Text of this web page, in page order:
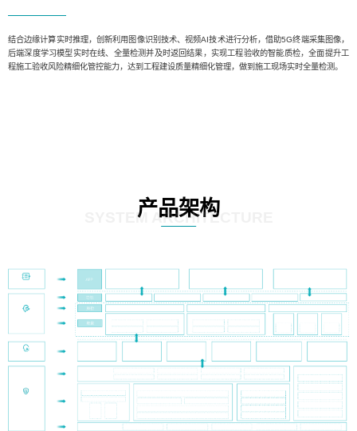
结合边缘计算实时推理，创新利用图像识别技术、视频AI技术进行分析，借助5G终端采集图像，
后端深度学习模型实时在线、全量检测并及时返回结果，实现工程验收的智能质检，全面提升工
程施工验收风险精细化管控能力，达到工程建设质量精细化管理，做到施工现场实时全量检测。
产品架构
SYSTEM ARCHITECTURE